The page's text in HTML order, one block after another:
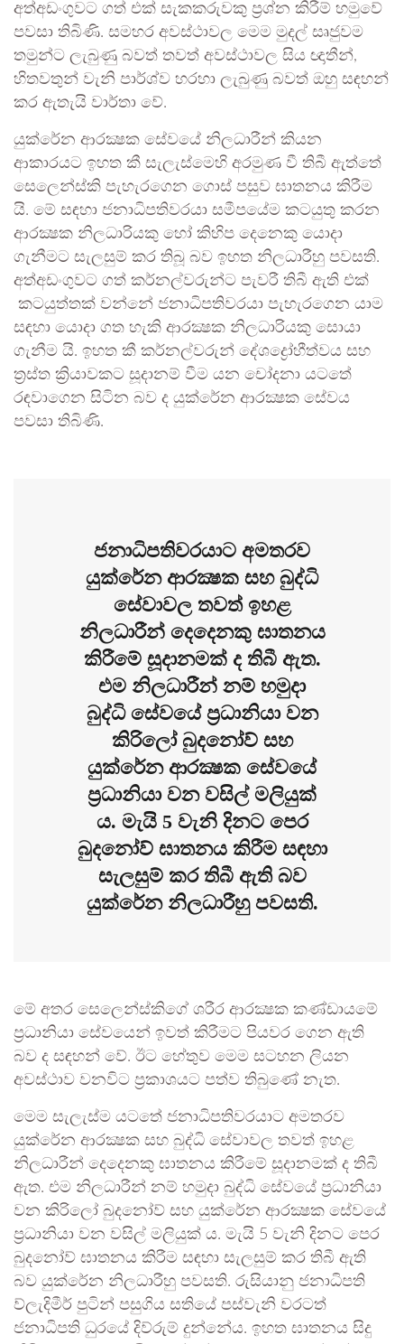
අත්අඩංගුවට ගත් එක් සැකකරුවකු ප්‍රශ්න කිරීම් හමුවේ
පවසා තිබිණි. සමහර අවස්ථාවල මෙම මුදල් සෘජුවම
තමුන්ට ලැබුණු බවත් තවත් අවස්ථාවල සිය ඥාතීන්,
හිතවතුන් වැනි පාර්ශ්ව හරහා ලැබුණු බවත් ඔහු සඳහන්
කර ඇතැයි වාර්තා වේ.
යුක්රේන ආරක්‍ෂක සේවයේ නිලධාරීන් කියන
ආකාරයට ඉහත කී සැලැස්මෙහි අරමුණ වී තිබී ඇත්තේ
සෙලෙන්ස්කි පැහැරගෙන ගොස් පසුව ඝාතනය කිරීම
යි. මේ සඳහා ජනාධිපතිවරයා සමීපයේම කටයුතු කරන
ආරක්‍ෂක නිලධාරියකු හෝ කිහිප දෙනෙකු යොදා
ගැනීමට සැලසුම් කර තිබූ බව ඉහත නිලධාරීහු පවසති.
අත්අඩංගුවට ගත් කර්නල්වරුන්ට පැවරී තිබී ඇති එක්
කටයුත්තක් වන්නේ ජනාධිපතිවරයා පැහැරගෙන යාම
සඳහා යොදා ගත හැකි ආරක්‍ෂක නිලධාරියකු සොයා
ගැනීම යි. ඉහත කී කර්නල්වරුන් දේශද්‍රෝහීත්වය සහ
ත්‍රස්ත ක්‍රියාවකට සූදානම් වීම යන චෝදනා යටතේ
රඳවාගෙන සිටින බව ද යුක්රේන ආරක්‍ෂක සේවය
පවසා තිබිණි.
ජනාධිපතිවරයාට අමතරව
යුක්රේන ආරක්‍ෂක සහ බුද්ධි
සේවාවල තවත් ඉහළ
නිලධාරීන් දෙදෙනකු ඝාතනය
කිරීමේ සූදානමක් ද තිබී ඇත.
එම නිලධාරීන් නම් හමුදා
බුද්ධි සේවයේ ප්‍රධානියා වන
කිරිලෝ බුදනෝව් සහ
යුක්රේන ආරක්‍ෂක සේවයේ
ප්‍රධානියා වන වසිල් මලියුක්
ය. මැයි 5 වැනි දිනට පෙර
බුදනෝව් ඝාතනය කිරීම සඳහා
සැලසුම් කර තිබී ඇති බව
යුක්රේන නිලධාරීහු පවසති.
මේ අතර සෙලෙන්ස්කිගේ ශරීර ආරක්‍ෂක කණ්ඩායමේ
ප්‍රධානියා සේවයෙන් ඉවත් කිරීමට පියවර ගෙන ඇති
බව ද සඳහන් වේ. ඊට හේතුව මෙම සටහන ලියන
අවස්ථාව වනවිට ප්‍රකාශයට පත්ව තිබුණේ නැත.
මෙම සැලැස්ම යටතේ ජනාධිපතිවරයාට අමතරව
යුක්රේන ආරක්‍ෂක සහ බුද්ධි සේවාවල තවත් ඉහළ
නිලධාරීන් දෙදෙනකු ඝාතනය කිරීමේ සූදානමක් ද තිබී
ඇත. එම නිලධාරීන් නම් හමුදා බුද්ධි සේවයේ ප්‍රධානියා
වන කිරිලෝ බුදනෝව් සහ යුක්රේන ආරක්‍ෂක සේවයේ
ප්‍රධානියා වන වසිල් මලියුක් ය. මැයි 5 වැනි දිනට පෙර
බුදනෝව් ඝාතනය කිරීම සඳහා සැලසුම් කර තිබී ඇති
බව යුක්රේන නිලධාරීහු පවසති. රුසියානු ජනාධිපති
ව්ලැදිමීර් පුටින් පසුගිය සතියේ පස්වැනි වරටත්
ජනාධිපති ධුරයේ දිව්රුම් දුන්නේය. ඉහත ඝාතනය සිදු